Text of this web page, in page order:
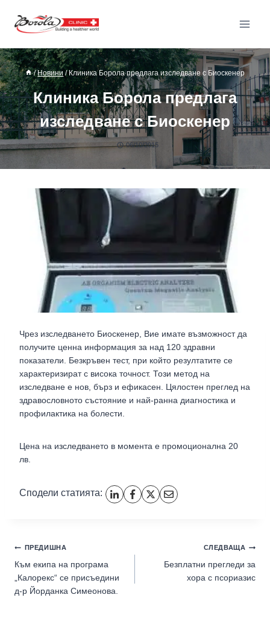
/ Новини / Клиника Борола предлага изследване с Биоскенер
Клиника Борола предлага
изследване с Биоскенер
06/10/2015
Чрез изследването Биоскенер, Вие имате възможност да
получите ценна информация за над 120 здравни
показатели. Безкръвен тест, при който резултатите се
характеризират с висока точност. Този метод на
изследване е нов, бърз и ефикасен. Цялостен преглед на
здравословното състояние и най-ранна диагностика и
профилактика на болести.
Цена на изследването в момента е промоционална 20
лв.
Сподели статията:
ПРЕДИШНА
Към екипа на програма
„Калорекс“ се присъедини
д-р Йорданка Симеонова.
СЛЕДВАЩА
Безплатни прегледи за
хора с псориазис